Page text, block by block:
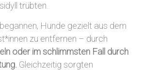
trübten.
Hunde gezielt aus dem
zu entfernen – durch
oder im schlimmsten Fall durch
Gleichzeitig sorgten